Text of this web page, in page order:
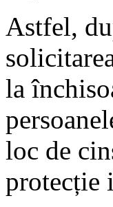
Astfel,
la
loc de
protecție